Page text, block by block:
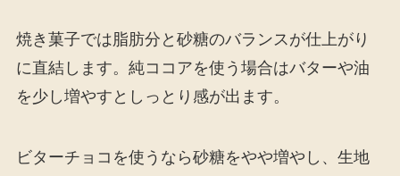
焼き菓子では脂肪分と砂糖のバランスが仕上がり
に直結します。純ココアを使う場合はバターや油
を少し増やすとしっとり感が出ます。
ビターチョコを使うなら砂糖をやや増やし、生地